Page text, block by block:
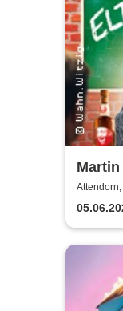
Martin
-
Show